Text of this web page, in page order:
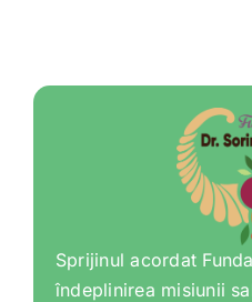
Sprijinul acordat
îndeplinirea misiunii